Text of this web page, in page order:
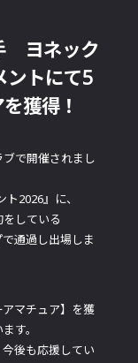
ヨネック
ントにて5
獲得！
で開催されまし
2026』に、
をしている
通過し出場しま
マチュア】を獲
す。
後も応援してい